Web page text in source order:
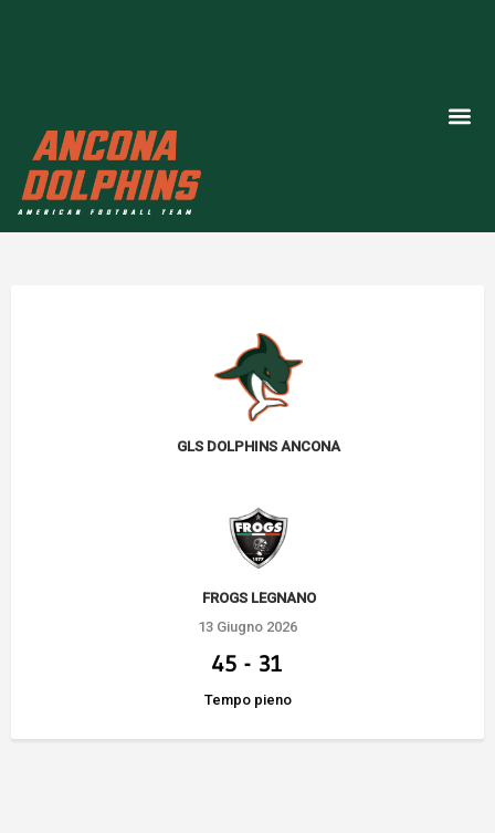
GLS DOLPHINS ANCONA
FROGS LEGNANO
13 Giugno 2026
45 - 31
Tempo pieno